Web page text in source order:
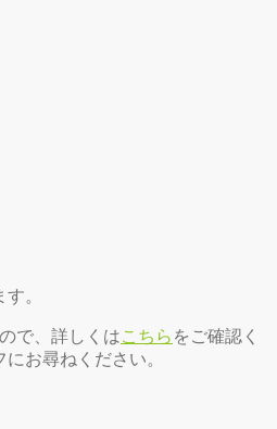
。
で、詳しくはこちら をご確認く
お尋ねください。